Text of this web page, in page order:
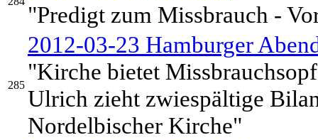
"Predigt zum Missbrauch -
285
2012-03-23 Hamburger
"Kirche bietet
Ulrich zieht zwiespältige
Nordelbischer Kirche"